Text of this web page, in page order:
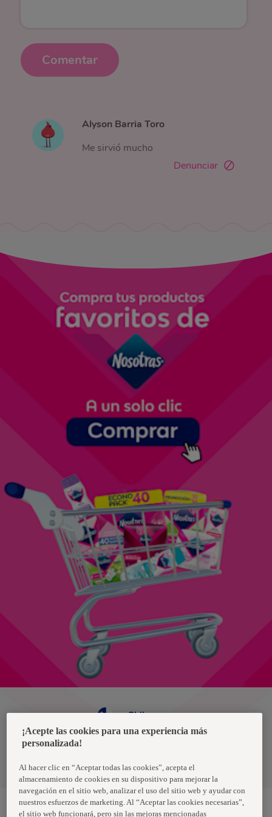
Comentar
Alyson Barria Toro
Me sirvió mucho
Denunciar
Términos y condiciones
Chile
¡Acepte las cookies para una experiencia más
personalizada!
Al hacer clic en “Aceptar todas las cookies”, acepta el
almacenamiento de cookies en su dispositivo para mejorar la
navegación en el sitio web, analizar el uso del sitio web y ayudar con
nuestros esfuerzos de marketing. Al “Aceptar las cookies necesarias”,
el sitio web funcionará, pero sin las mejoras mencionadas